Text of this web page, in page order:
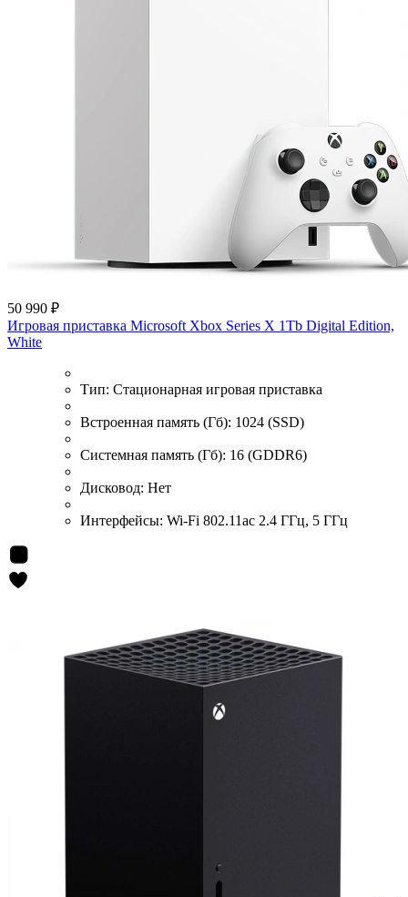
50 990 ₽
Игровая приставка Microsoft Xbox Series X 1Tb Digital Edition,
White
Тип: Стационарная игровая приставка
Встроенная память (Гб): 1024 (SSD)
Системная память (Гб): 16 (GDDR6)
Дисковод: Нет
Интерфейсы: Wi-Fi 802.11ac 2.4 ГГц, 5 ГГц